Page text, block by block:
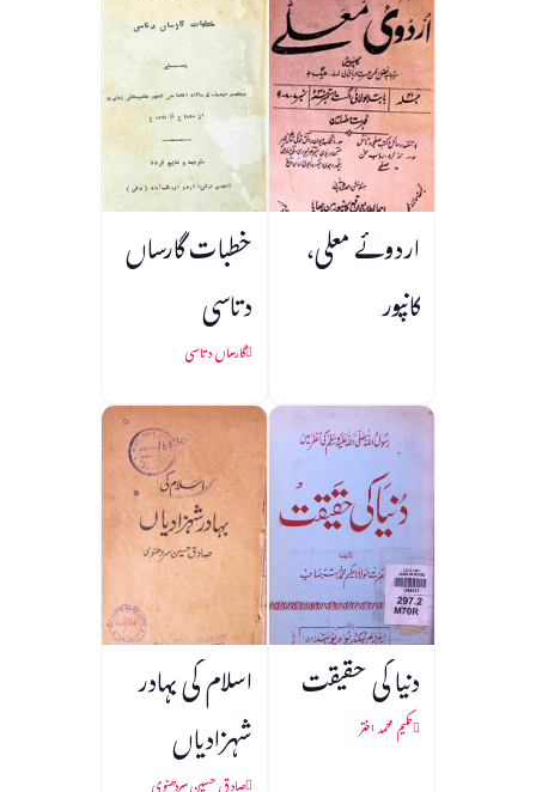
اردوئے معلی،
کانپور
خطبات گارساں
دتاسی
گارساں دتاسی
دنیا کی حقیقت
حکیم محمد اختر
اسلام کی بہادر
شہزادیاں